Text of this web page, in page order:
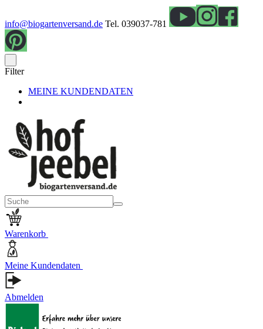
info@biogartenversand.de Tel. 039037-781
Filter
MEINE KUNDENDATEN
Warenkorb
Meine Kundendaten
Abmelden